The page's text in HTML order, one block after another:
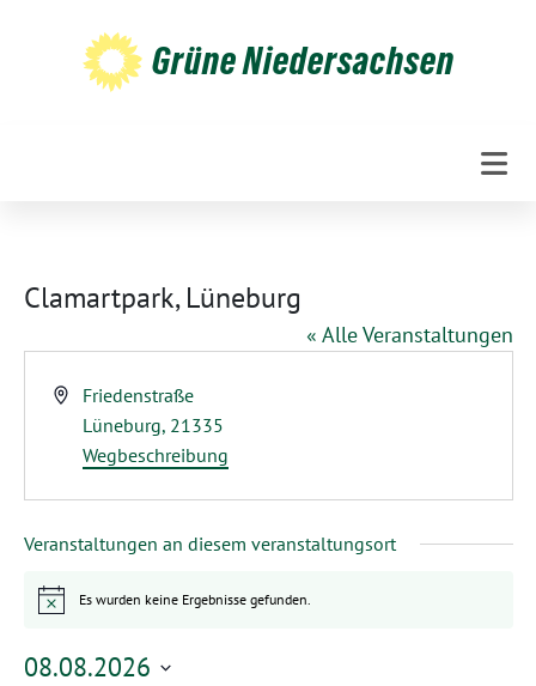
Grüne Niedersachsen
Clamartpark, Lüneburg
« Alle Veranstaltungen
AdresseFriedenstraße
Lüneburg, 21335
Wegbeschreibung
Veranstaltungen an diesem veranstaltungsort
HinweisEs wurden keine Ergebnisse gefunden.
08.08.2026